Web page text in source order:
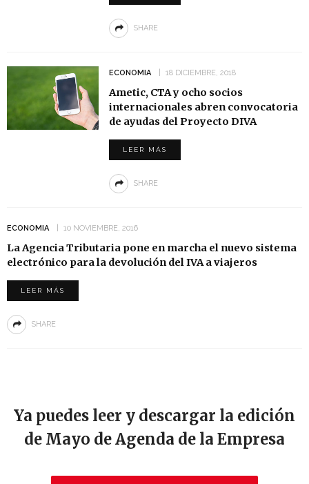
SHARE
ECONOMIA 18 DICIEMBRE, 2018
Ametic, CTA y ocho socios
internacionales abren convocatoria
de ayudas del Proyecto DIVA
LEER MÁS
SHARE
ECONOMIA 10 NOVIEMBRE, 2016
La Agencia Tributaria pone en marcha el nuevo sistema
electrónico para la devolución del IVA a viajeros
LEER MÁS
SHARE
Ya puedes leer y descargar la edición
de Mayo de Agenda de la Empresa